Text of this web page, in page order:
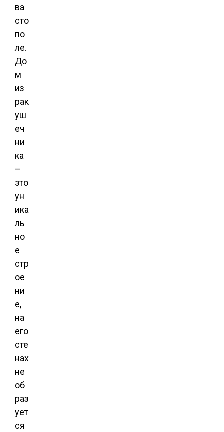
ва
сто
по
ле.
До
м
из
рак
уш
еч
ни
ка
–
это
ун
ика
ль
но
е
стр
ое
ни
е,
на
его
сте
нах
не
об
раз
ует
ся